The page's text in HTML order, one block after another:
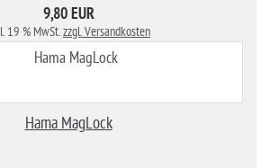
9,80 EUR
19 % MwSt.zzgl. Versandkosten
Hama MagLock